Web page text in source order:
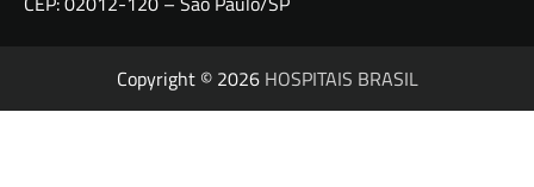
Copyright © 2026 HOSPITAIS BRASIL